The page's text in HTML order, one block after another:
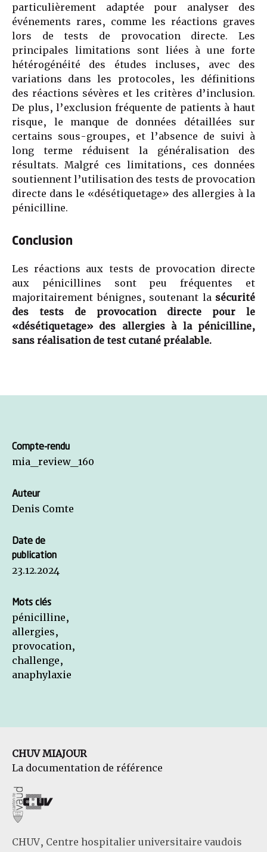
particulièrement adaptée pour analyser des
événements rares, comme les réactions graves
lors de tests de provocation directe. Les
principales limitations sont liées à une forte
hétérogénéité des études incluses, avec des
variations dans les protocoles, les définitions
des réactions sévères et les critères d’inclusion.
De plus, l’exclusion fréquente de patients à haut
risque, le manque de données détaillées sur
certains sous-groupes, et l’absence de suivi à
long terme réduisent la généralisation des
résultats. Malgré ces limitations, ces données
soutiennent l’utilisation des tests de provocation
directe dans le «désétiquetage» des allergies à la
pénicilline.
Conclusion
Les réactions aux tests de provocation directe
aux pénicillines sont peu fréquentes et
majoritairement bénignes, soutenant la sécurité
des tests de provocation directe pour le
«désétiquetage» des allergies à la pénicilline,
sans réalisation de test cutané préalable.
Compte-rendu
mia_review_160
Auteur
Denis Comte
Date de
publication
23.12.2024
Mots clés
pénicilline,
allergies,
provocation,
challenge,
anaphylaxie
CHUV MIAJOUR
La documentation de référence
CHUV, Centre hospitalier universitaire vaudois